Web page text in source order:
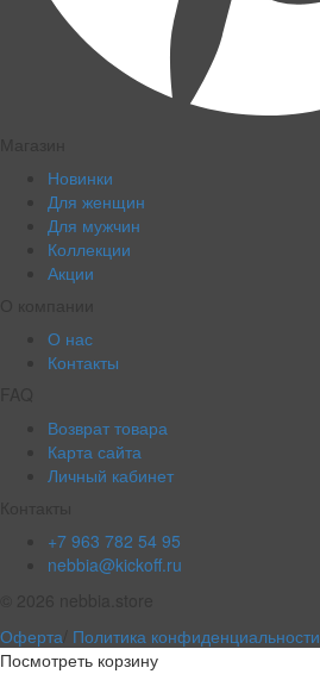
Новинки
Для женщин
Для мужчин
Коллекции
Акции
О нас
Контакты
Возврат товара
Карта сайта
Личный кабинет
+7 963 782 54 95
nebbia@kickoff.ru
Оферта Политика конфиденциальности
Посмотреть корзину